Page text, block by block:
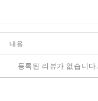
내용
등록된 리뷰가 없습니다.